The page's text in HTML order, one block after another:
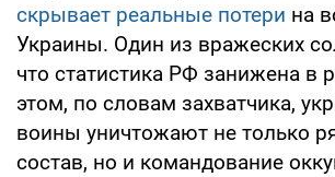
скрывает реальные потери на
Украины. Один из вражеских
что статистика РФ занижена в
этом, по словам захватчика,
воины уничтожают не только
состав, но и командование